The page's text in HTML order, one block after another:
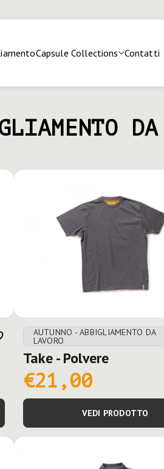
Capsule Collections Contatti
DA
AUTUNNO - ABBIGLIAMENTO DA
LAVORO
Take - Polvere
€21,00
VEDI PRODOTTO